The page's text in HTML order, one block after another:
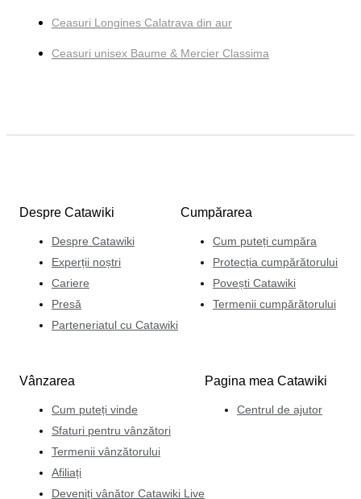
Ceasuri Longines Calatrava din aur
Ceasuri unisex Baume & Mercier Classima
Despre Catawiki
Despre Catawiki
Experții noștri
Cariere
Presă
Parteneriatul cu Catawiki
Cumpărarea
Cum puteți cumpăra
Protecția cumpărătorului
Povești Catawiki
Termenii cumpărătorului
Vânzarea
Cum puteți vinde
Sfaturi pentru vânzători
Termenii vânzătorului
Afiliați
Deveniți vânător Catawiki Live
Pagina mea Catawiki
Centrul de ajutor